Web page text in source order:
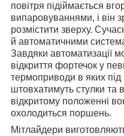
повітря підіймається
випаровуваннями, і він
розмістити зверху.
й автоматичними
Завдяки автоматизації
відкриття фортечок у
термоприводи в яких під
штовхатимуть стулки та
відкритому положенні
охолодиться поршень.
Мітлайдери